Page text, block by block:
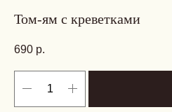
Том-ям с креветками
690 р.